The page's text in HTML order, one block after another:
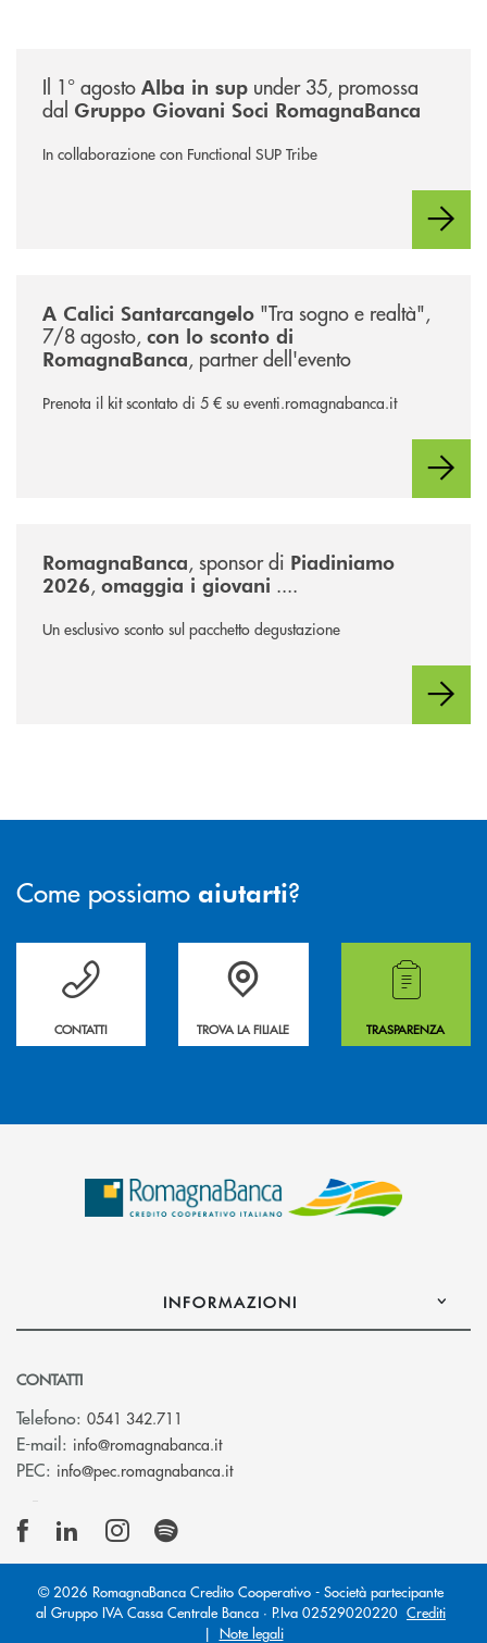
Il 1° agosto Alba in sup under 35, promossa
dal Gruppo Giovani Soci RomagnaBanca
In collaborazione con Functional SUP Tribe
A Calici Santarcangelo "Tra sogno e realtà",
7/8 agosto, con lo sconto di
RomagnaBanca, partner dell'evento
Prenota il kit scontato di 5 € su eventi.romagnabanca.it
RomagnaBanca, sponsor di Piadiniamo
2026, omaggia i giovani ....
Un esclusivo sconto sul pacchetto degustazione
Come possiamo aiutarti?
Per ogni necessità compila il form e noi ti richiamiamo
CONTATTI
La&nbsp; Filiale &nbsp;vicina a te. &nbsp;
TROVA LA FILIALE
Hai bisogno di
TRASPARENZA
INFORMAZIONI
CONTATTI
Telefono: 0541 342.711
E-mail: info@romagnabanca.it(si apre l’app di posta elettronica)
PEC: info@pec.romagnabanca.it(si apre l’app di posta elettronica)
© 2026 RomagnaBanca Credito Cooperativo - Società partecipante
al Gruppo IVA Cassa Centrale Banca · P.Iva 02529020220 Crediti
| Note legali